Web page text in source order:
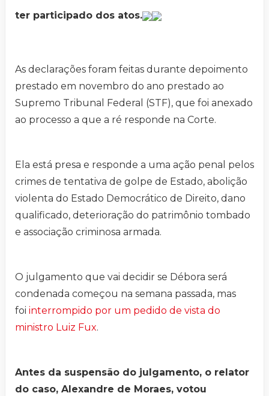
ter participado dos atos.
As declarações foram feitas durante depoimento
prestado em novembro do ano prestado ao
Supremo Tribunal Federal (STF), que foi anexado
ao processo a que a ré responde na Corte.
Ela está presa e responde a uma ação penal pelos
crimes de tentativa de golpe de Estado, abolição
violenta do Estado Democrático de Direito, dano
qualificado, deterioração do patrimônio tombado
e associação criminosa armada.
O julgamento que vai decidir se Débora será
condenada começou na semana passada, mas
foi interrompido por um pedido de vista do
ministro Luiz Fux.
Antes da suspensão do julgamento, o relator
do caso, Alexandre de Moraes, votou